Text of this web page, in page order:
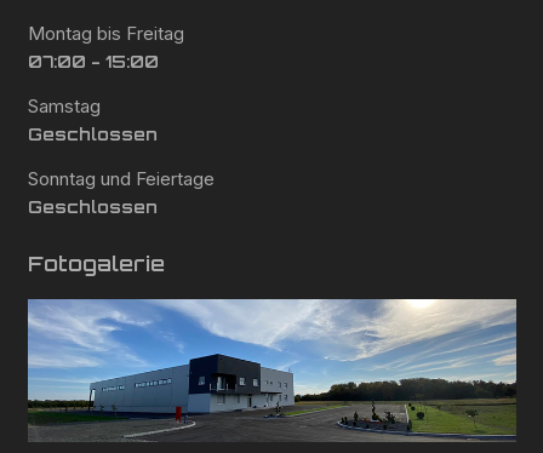
Montag bis Freitag
07:00 - 15:00
Samstag
Geschlossen
Sonntag und Feiertage
Geschlossen
Fotogalerie